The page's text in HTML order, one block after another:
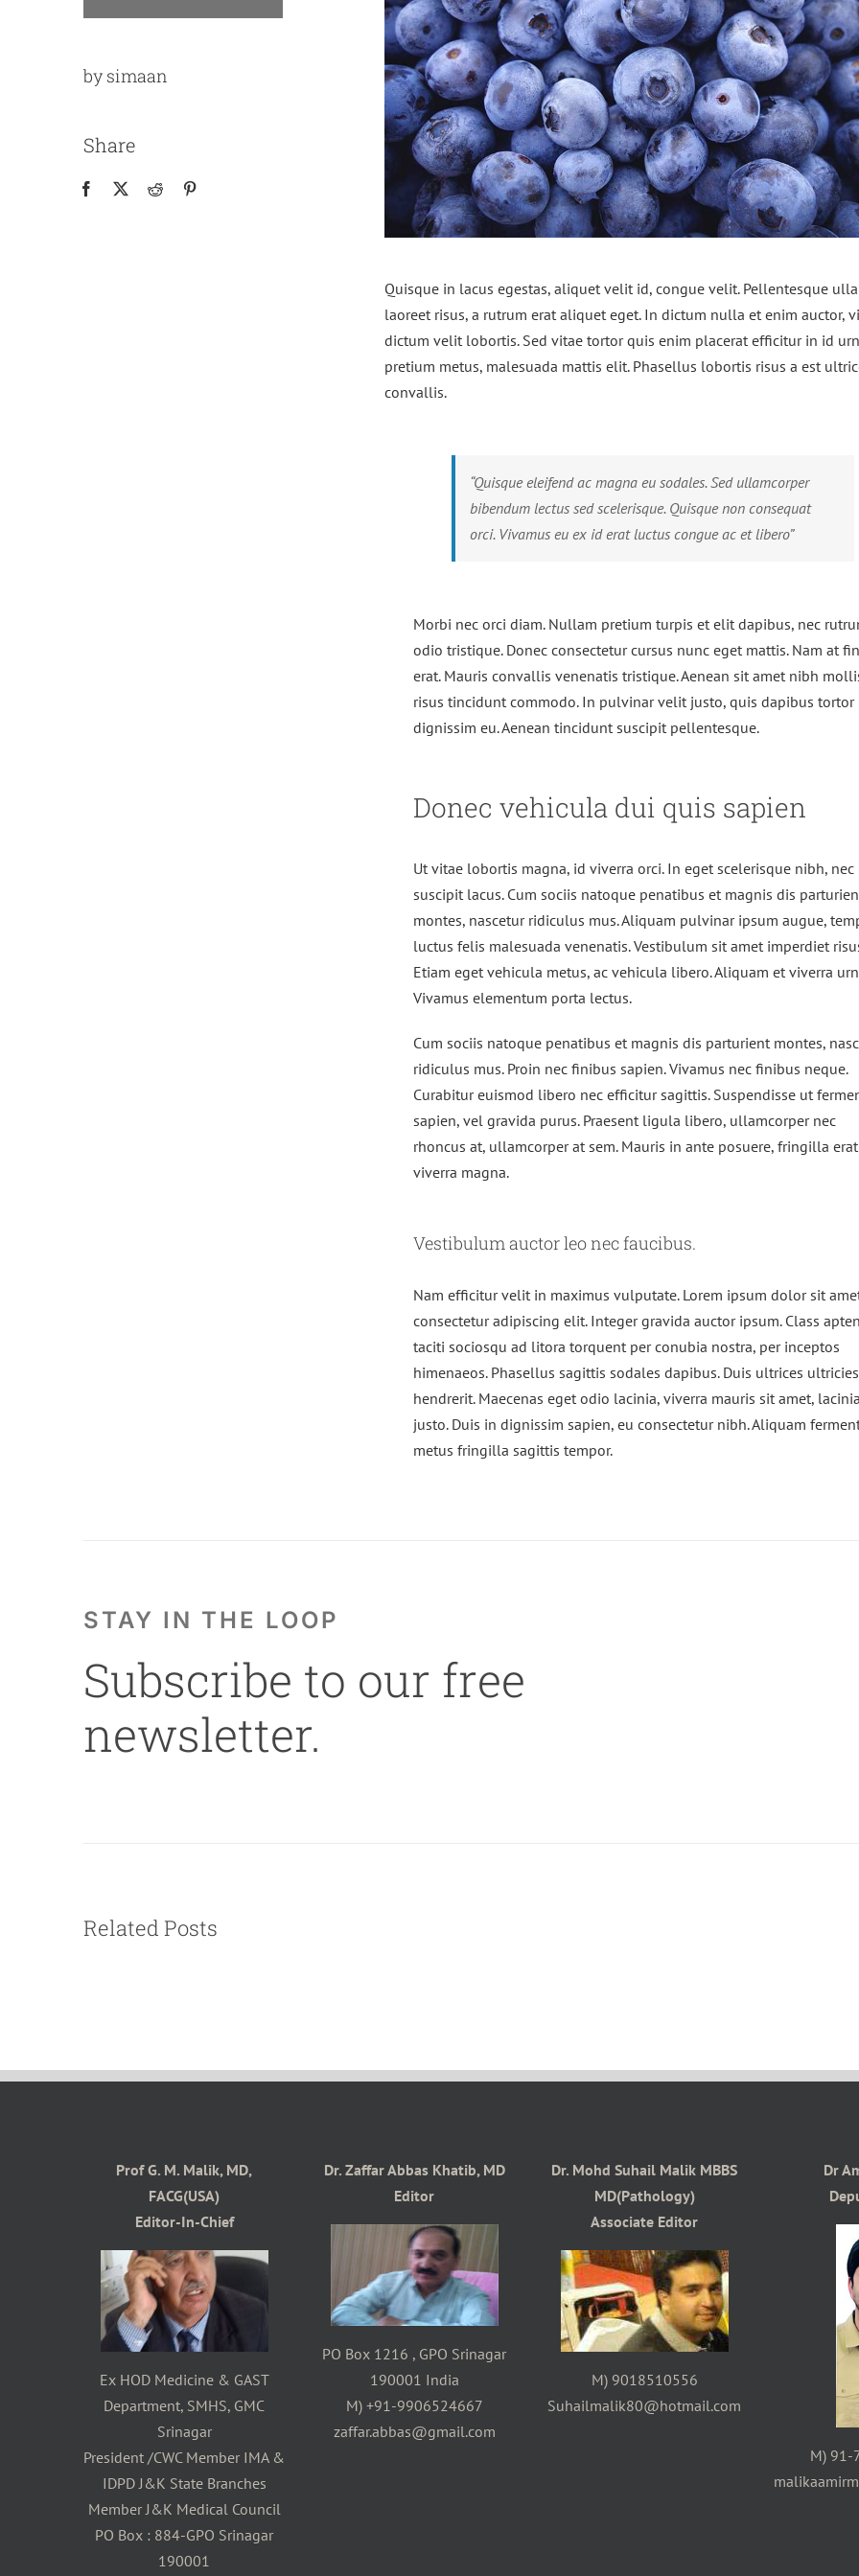
by simaan
Share
Quisque in lacus egestas, aliquet velit id, congue velit. Pellentesque
laoreet risus, a rutrum erat aliquet eget. In dictum nulla et enim auctor,
dictum velit lobortis. Sed vitae tortor quis enim placerat efficitur in id
pretium metus, malesuada mattis elit. Phasellus lobortis risus a est
convallis.
“Quisque eleifend ac magna eu sodales. Sed ullamcorper
bibendum lectus sed scelerisque. Quisque non consequat
orci. Vivamus eu ex id erat luctus congue ac et libero”
Morbi nec orci diam. Nullam pretium turpis et elit dapibus, nec
odio tristique. Donec consectetur cursus nunc eget mattis. Nam at
erat. Mauris convallis venenatis tristique. Aenean sit amet nibh
risus tincidunt commodo. In pulvinar velit justo, quis dapibus tortor
dignissim eu. Aenean tincidunt suscipit pellentesque.
Donec vehicula dui quis sapien
Ut vitae lobortis magna, id viverra orci. In eget scelerisque nibh, nec
suscipit lacus. Cum sociis natoque penatibus et magnis dis
montes, nascetur ridiculus mus. Aliquam pulvinar ipsum augue,
luctus felis malesuada venenatis. Vestibulum sit amet imperdiet
Etiam eget vehicula metus, ac vehicula libero. Aliquam et viverra
Vivamus elementum porta lectus.
Cum sociis natoque penatibus et magnis dis parturient montes,
ridiculus mus. Proin nec finibus sapien. Vivamus nec finibus neque.
Curabitur euismod libero nec efficitur sagittis. Suspendisse ut
sapien, vel gravida purus. Praesent ligula libero, ullamcorper nec
rhoncus at, ullamcorper at sem. Mauris in ante posuere, fringilla
viverra magna.
Vestibulum auctor leo nec faucibus.
Nam efficitur velit in maximus vulputate. Lorem ipsum dolor sit
consectetur adipiscing elit. Integer gravida auctor ipsum. Class
taciti sociosqu ad litora torquent per conubia nostra, per inceptos
himenaeos. Phasellus sagittis sodales dapibus. Duis ultrices ultricies
hendrerit. Maecenas eget odio lacinia, viverra mauris sit amet, lacinia
justo. Duis in dignissim sapien, eu consectetur nibh. Aliquam
metus fringilla sagittis tempor.
STAY IN THE LOOP
Subscribe to our free
newsletter.
Related Posts
Prof G. M. Malik, MD,
FACG(USA)
Editor-In-Chief
Ex HOD Medicine & GAST
Department, SMHS, GMC
Srinagar
President /CWC Member IMA &
IDPD J&K State Branches
Member J&K Medical Council
PO Box : 884-GPO Srinagar
190001
Dr. Zaffar Abbas Khatib, MD
Editor
PO Box 1216 , GPO Srinagar
190001 India
M) +91-9906524667
zaffar.abbas@gmail.com
Dr. Mohd Suhail Malik MBBS
MD(Pathology)
Associate Editor
M) 9018510556
Suhailmalik80@hotmail.com
Dr
M) 91-